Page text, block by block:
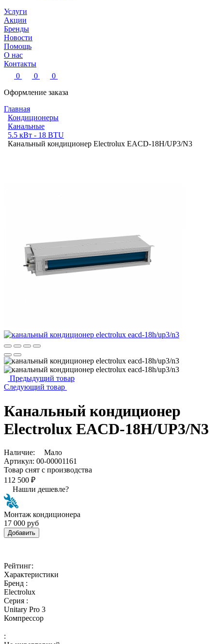
Услуги
Акции
Бренды
Новости
Помощь
О нас
Контакты
0
0
0
Оформление заказа
Главная
Кондиционеры
Канальные
5.5 кВт - 18 BTU
Канальный кондиционер Electrolux EACD-18H/UP3/N3
Предыдущий товар
Следующий товар
Канальный кондиционер
Electrolux EACD-18H/UP3/N3
Наличие:
Мало
Артикул: 00-00001161
Товар снят с производства
112 500 ₽
Нашли дешевле?
Монтаж кондиционера
17 000 руб
Добавить
Рейтинг:
Характеристики
Бренд :
Electrolux
Серия :
Unitary Pro 3
Компрессор
: